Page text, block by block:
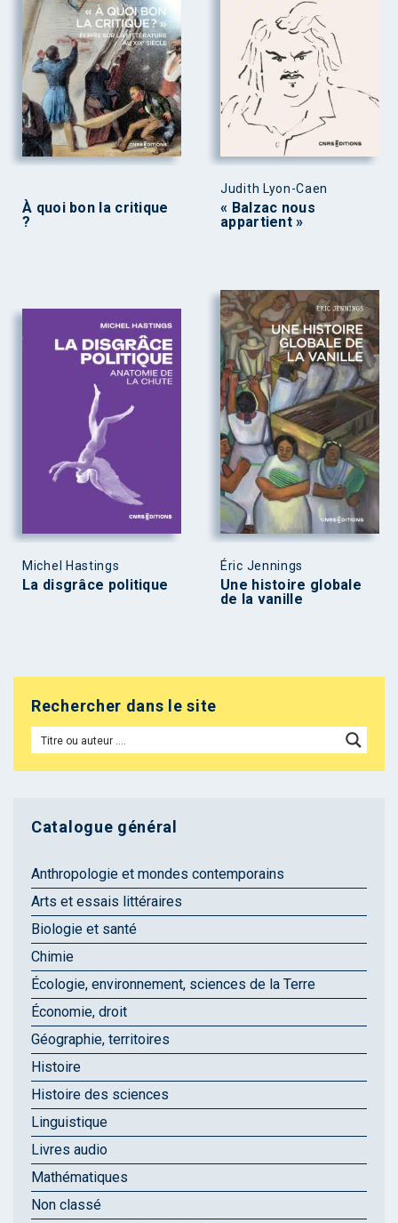
À quoi bon la critique
?
Judith Lyon-Caen
« Balzac nous
appartient »
Michel Hastings
La disgrâce politique
Éric Jennings
Une histoire globale
de la vanille
Rechercher dans le site
Catalogue général
Anthropologie et mondes contemporains
Arts et essais littéraires
Biologie et santé
Chimie
Écologie, environnement, sciences de la Terre
Économie, droit
Géographie, territoires
Histoire
Histoire des sciences
Linguistique
Livres audio
Mathématiques
Non classé